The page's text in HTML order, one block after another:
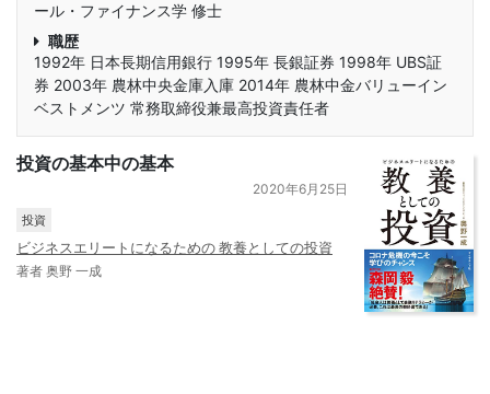
ール・ファイナンス学 修士
職歴
1992年 日本長期信用銀行 1995年 長銀証券 1998年 UBS証
券 2003年 農林中央金庫入庫 2014年 農林中金バリューイン
ベストメンツ 常務取締役兼最高投資責任者
投資の基本中の基本
2020年6月25日
投資
ビジネスエリートになるための 教養としての投資
著者 奥野 一成